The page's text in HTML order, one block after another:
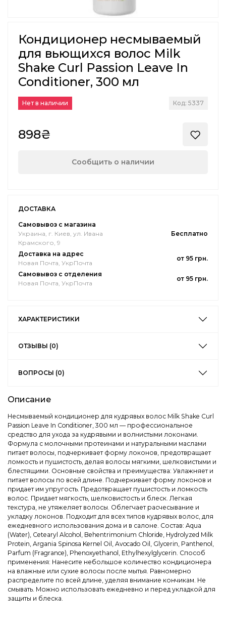
Кондиционер несмываемый
для вьющихся волос Milk
Shake Curl Passion Leave In
Conditioner, 300 мл
Нет в наличии Код: 5337
898₴
Сообщить о наличии
ДОСТАВКА
Самовывоз с магазина
Украина, г. Киев, ул. Ивана
Крамского, 9
Бесплатно
Доставка на адрес
Новая Почта, УкрПочта
от 95 грн.
Самовывоз с отделения
Новая Почта, УкрПочта
от 95 грн.
ХАРАКТЕРИСТИКИ
ОТЗЫВЫ (0)
ВОПРОСЫ (0)
Описание
Несмываемый кондиционер для кудрявых волос Milk Shake Curl
Passion Leave In Conditioner, 300 мл — профессиональное
средство для ухода за кудрявыми и волнистыми локонами.
Формула с молочными протеинами и натуральными маслами
питает волосы, подчеркивает форму локонов, предотвращает
ломкость и пушистость, делая волосы мягкими, шелковистыми и
блестящими. Основные свойства и преимущества: Увлажняет и
питает волосы по всей длине. Подчеркивает форму локонов и
придает им упругость. Предотвращает пушистость и ломкость
волос. Придает мягкость, шелковистость и блеск. Легкая
текстура, не утяжеляет волосы. Облегчает расчесывание и
укладку локонов. Подходит для всех типов кудрявых волос, для
ежедневного использования дома и в салоне. Состав: Aqua
(Water), Cetearyl Alcohol, Behentrimonium Chloride, Hydrolyzed Milk
Protein, Argania Spinosa Kernel Oil, Avocado Oil, Glycerin, Panthenol,
Parfum (Fragrance), Phenoxyethanol, Ethylhexylglycerin. Способ
применения: Нанесите небольшое количество кондиционера
на влажные или сухие волосы после мытья. Равномерно
распределите по всей длине, уделяя внимание кончикам. Не
смывать. Можно использовать ежедневно и перед укладкой для
защиты и блеска.